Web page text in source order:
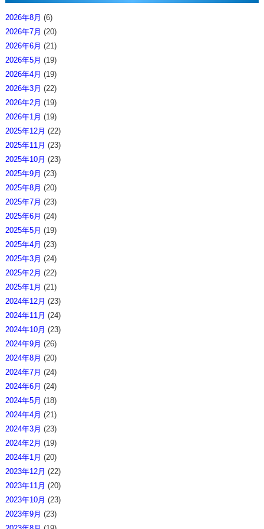
2026年8月 (6)
2026年7月 (20)
2026年6月 (21)
2026年5月 (19)
2026年4月 (19)
2026年3月 (22)
2026年2月 (19)
2026年1月 (19)
2025年12月 (22)
2025年11月 (23)
2025年10月 (23)
2025年9月 (23)
2025年8月 (20)
2025年7月 (23)
2025年6月 (24)
2025年5月 (19)
2025年4月 (23)
2025年3月 (24)
2025年2月 (22)
2025年1月 (21)
2024年12月 (23)
2024年11月 (24)
2024年10月 (23)
2024年9月 (26)
2024年8月 (20)
2024年7月 (24)
2024年6月 (24)
2024年5月 (18)
2024年4月 (21)
2024年3月 (23)
2024年2月 (19)
2024年1月 (20)
2023年12月 (22)
2023年11月 (20)
2023年10月 (23)
2023年9月 (23)